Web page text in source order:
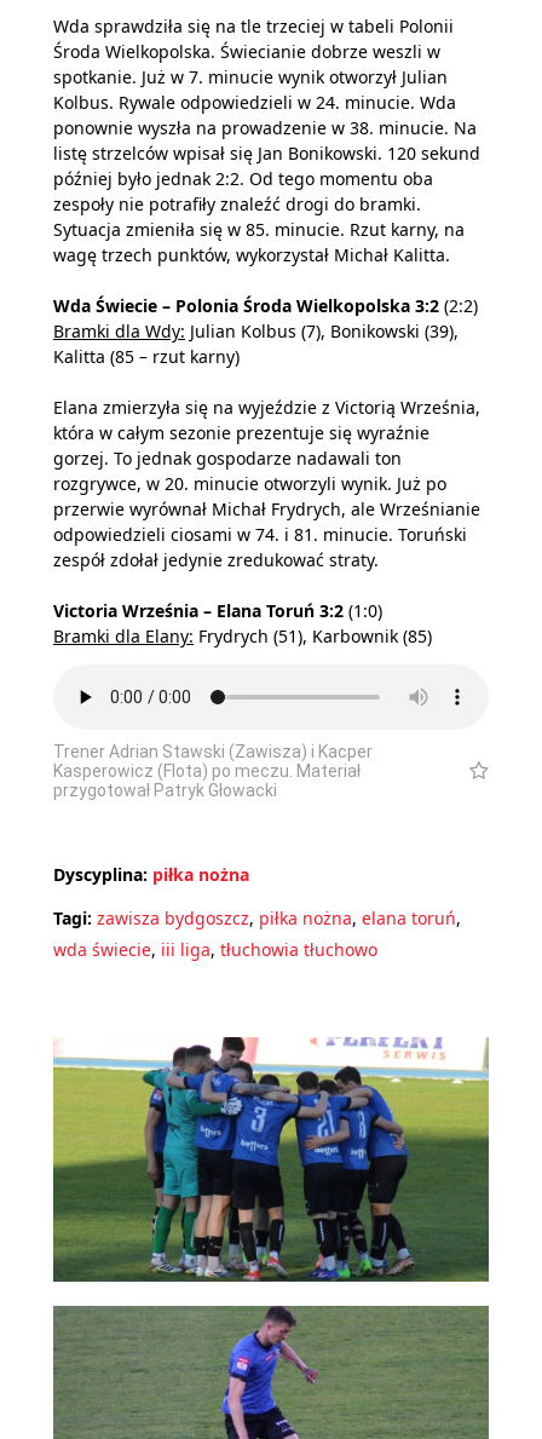
Wda sprawdziła się na tle trzeciej w tabeli Polonii
Środa Wielkopolska. Świecianie dobrze weszli w
spotkanie. Już w 7. minucie wynik otworzył Julian
Kolbus. Rywale odpowiedzieli w 24. minucie. Wda
ponownie wyszła na prowadzenie w 38. minucie. Na
listę strzelców wpisał się Jan Bonikowski. 120 sekund
później było jednak 2:2. Od tego momentu oba
zespoły nie potrafiły znaleźć drogi do bramki.
Sytuacja zmieniła się w 85. minucie. Rzut karny, na
wagę trzech punktów, wykorzystał Michał Kalitta.
Wda Świecie – Polonia Środa Wielkopolska 3:2 (2:2)
Bramki dla Wdy: Julian Kolbus (7), Bonikowski (39),
Kalitta (85 – rzut karny)
Elana zmierzyła się na wyjeździe z Victorią Września,
która w całym sezonie prezentuje się wyraźnie
gorzej. To jednak gospodarze nadawali ton
rozgrywce, w 20. minucie otworzyli wynik. Już po
przerwie wyrównał Michał Frydrych, ale Wrześnianie
odpowiedzieli ciosami w 74. i 81. minucie. Toruński
zespół zdołał jedynie zredukować straty.
Victoria Września – Elana Toruń 3:2 (1:0)
Bramki dla Elany: Frydrych (51), Karbownik (85)
Trener Adrian Stawski (Zawisza) i Kacper
Kasperowicz (Flota) po meczu. Materiał
przygotował Patryk Głowacki
Dyscyplina: piłka nożna
Tagi: zawisza bydgoszcz, piłka nożna, elana toruń,
wda świecie, iii liga, tłuchowia tłuchowo